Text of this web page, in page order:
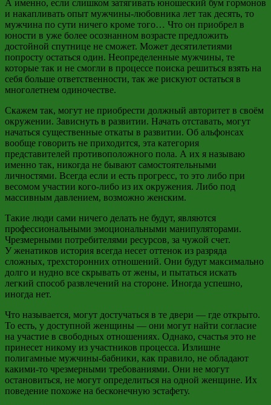
А именно, если слишком затягивать юношеский бум гормонов
и накапливать опыт мужчины-любовника лет так десять, то
мужчина по сути ничего кроме того… Что он приобрел в
юности в уже более осознанном возрасте предложить
достойной спутнице не сможет. Может десятилетиями
попросту остаться один. Неопределенные мужчины, те
которые так и не смогли в процессе поиска решиться взять на
себя больше ответственности, так же рискуют остаться в
многолетнем одиночестве.
Скажем так, могут не приобрести должный авторитет в своём
окружении. Зависнуть в развитии. Начать отставать, могут
начаться существенные откаты в развитии. Об альфонсах
вообще говорить не приходится, эта категория
представителей противоположного пола. А их я называю
именно так, никогда не бывают самостоятельными
личностями. Всегда если и есть прогресс, то это либо при
весомом участии кого-либо из их окружения. Либо под
массивным давлением, возможно женским.
Такие люди сами ничего делать не будут, являются
профессиональными эмоциональными манипуляторами.
Чрезмерными потребителями ресурсов, за чужой счет.
У женатиков история всегда несет оттенок из разряда
сложных, трехсторонних отношений. Они будут максимально
долго и нудно все скрывать от жены, и пытаться искать
легкий способ развлечений на стороне. Иногда успешно,
иногда нет.
Что называется, могут достучаться в те двери — где открыто.
То есть, у доступной женщины — они могут найти согласие
на участие в свободных отношениях. Однако, счастья это не
принесет никому из участников процесса. Излишне
полигамные мужчины-бабники, как правило, не обладают
какими-то чрезмерными требованиями. Они не могут
остановиться, не могут определиться на одной женщине. Их
поведение похоже на бесконечную эстафету.